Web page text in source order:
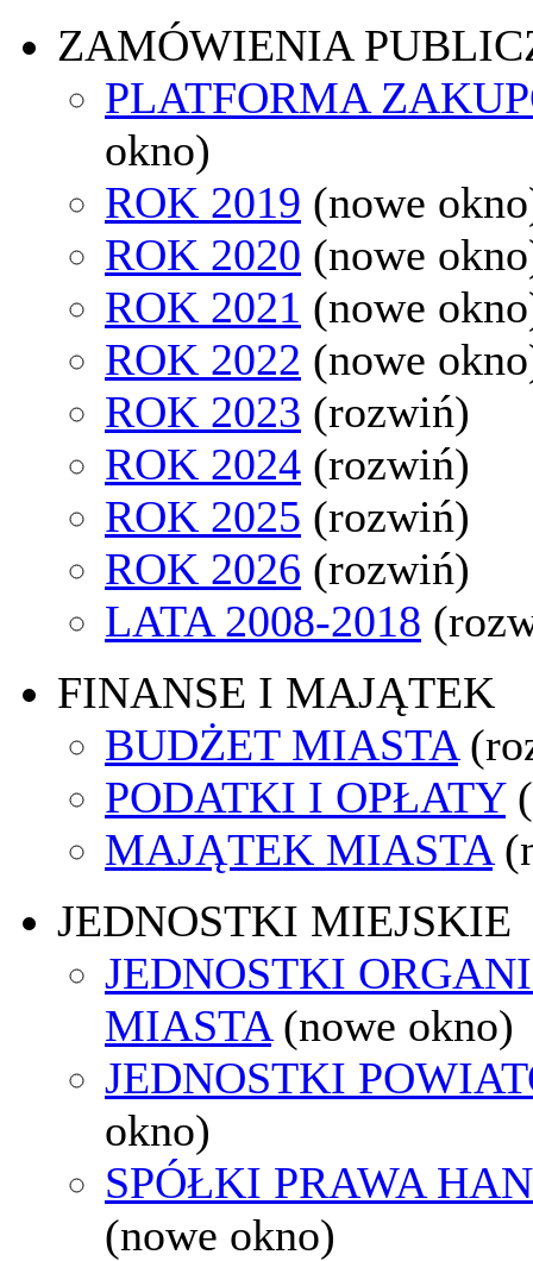
ZAMÓWIENIA
PLATFORMA
okno)
ROK 2019 (nowe
ROK 2020 (nowe
ROK 2021 (nowe
ROK 2022 (nowe
ROK 2023 (rozwiń)
ROK 2024 (rozwiń)
ROK 2025 (rozwiń)
ROK 2026 (rozwiń)
LATA 2008-2018
FINANSE I MAJĄTEK
BUDŻET MIASTA
PODATKI I OPŁATY
MAJĄTEK MIASTA
JEDNOSTKI MIEJSKIE
JEDNOSTKI
MIASTA (nowe okno)
JEDNOSTKI
okno)
SPÓŁKI PRAWA
(nowe okno)